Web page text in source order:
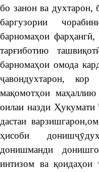
бо занон ва духтарон,
баргузории
барномаҳои
тарғиботию
барномаҳои омода
ҷавондухтарон,
мақомотҳои
оилаи назди
дастаи
ҳисоби
донишманди
интизом ва қоидаҳои